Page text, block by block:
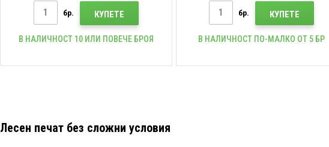
бр. КУПЕТЕ
В НАЛИЧНОСТ 10 ИЛИ ПОВЕЧЕ БРОЯ
бр. КУПЕТЕ
В НАЛИЧНОСТ ПО-МАЛКО ОТ 5 БР
Лесен печат без сложни условия